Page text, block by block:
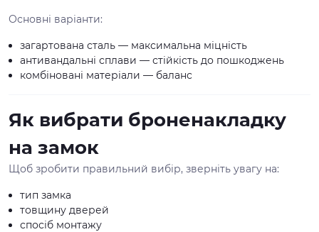
Основні варіанти:
загартована сталь — максимальна міцність
антивандальні сплави — стійкість до пошкоджень
комбіновані матеріали — баланс
Як вибрати броненакладку
на замок
Щоб зробити правильний вибір, зверніть увагу на:
тип замка
товщину дверей
спосіб монтажу